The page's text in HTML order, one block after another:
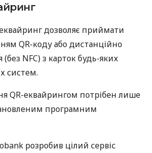
дозволяє приймати
QR-коду або дистанційно
NFC) з карток будь-яких
систем.
QR-еквайрингом потрібен лише
програмним
розробив цілий сервіс